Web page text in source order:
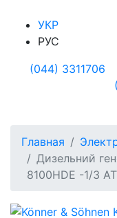
УКР
РУС
(044) 3311706
Главная
Дизельний
8100HDE -1/3